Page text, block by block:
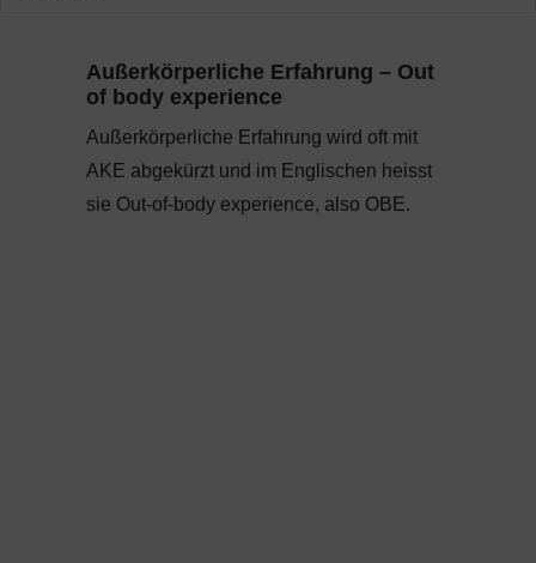
Außerkörperliche Erfahrung – Out
of body experience
Außerkörperliche Erfahrung wird oft mit
AKE abgekürzt und im Englischen heisst
sie Out-of-body experience, also OBE.